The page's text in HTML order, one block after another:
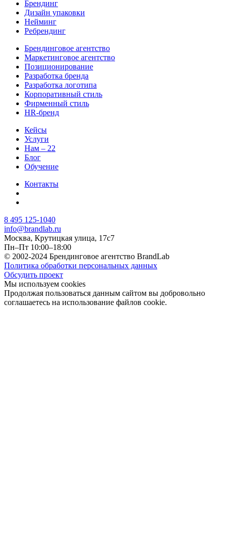
Брендинг
Дизайн упаковки
Нейминг
Ребрендинг
Брендинговое агентство
Маркетинговое агентство
Позиционирование
Разработка бренда
Разработка логотипа
Корпоративный стиль
Фирменный стиль
HR-бренд
Кейсы
Услуги
Нам – 22
Блог
Обучение
Контакты
8 495 125-1040
info@brandlab.ru
Москва, Крутицкая улица, 17с7
Пн–Пт 10:00–18:00
© 2002-2024 Брендинговое агентство BrandLab
Политика обработки персональных данных
Обсудить проект
Мы используем cookies
Продолжая пользоваться данным сайтом вы добровольно
соглашаетесь на использование файлов cookie.